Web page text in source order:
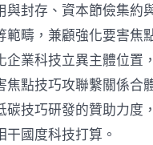
與封存、資本節儉集約
範疇，兼顧強化要害焦
企業科技立異主體位置
焦點技巧攻聯繫關係合
碳技巧研發的贊助力度
國度科技打算。